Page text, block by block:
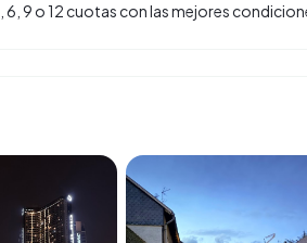
9 o 12 cuotas con las mejores